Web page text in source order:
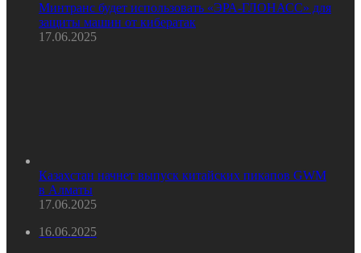
Минтранс будет использовать «ЭРА-ГЛОНАСС» для
защиты машин от кибератак
17.06.2025
Казахстан начнет выпуск китайских пикапов GWM
в Алматы
17.06.2025
16.06.2025